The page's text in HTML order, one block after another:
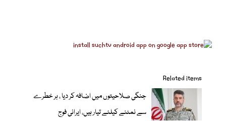
Related items
جنگی صلاحیتوں میں اضافہ کر دیا ، ہر خطرے
سے نمٹنے کیلئے تیار ہیں، ایرانی فوج